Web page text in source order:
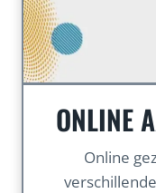
ONLINE
Online